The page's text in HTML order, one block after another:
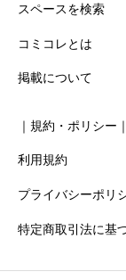
清潔感
お得感
星の数をお選び
利用時の分か
スペースを検索
コミコレとは
掲載について
｜規約・ポリシー｜
利用規約
プライバシーポリ
特定商取引法に基